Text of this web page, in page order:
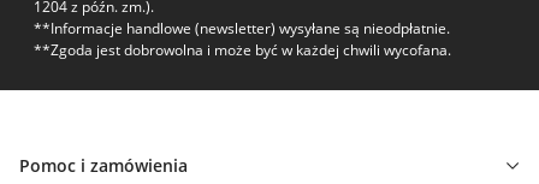
1204 z późn. zm.).
**Informacje handlowe (newsletter) wysyłane są nieodpłatnie.
**Zgoda jest dobrowolna i może być w każdej chwili wycofana.
Pomoc i zamówienia